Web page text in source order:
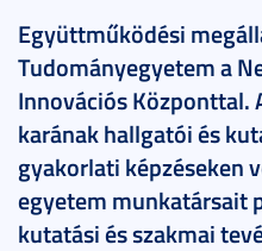
Együttműködési
Tudományegyetem a
Innovációs Központtal.
karának hallgatói és
gyakorlati képzéseken
egyetem munkatársait
kutatási és szakmai